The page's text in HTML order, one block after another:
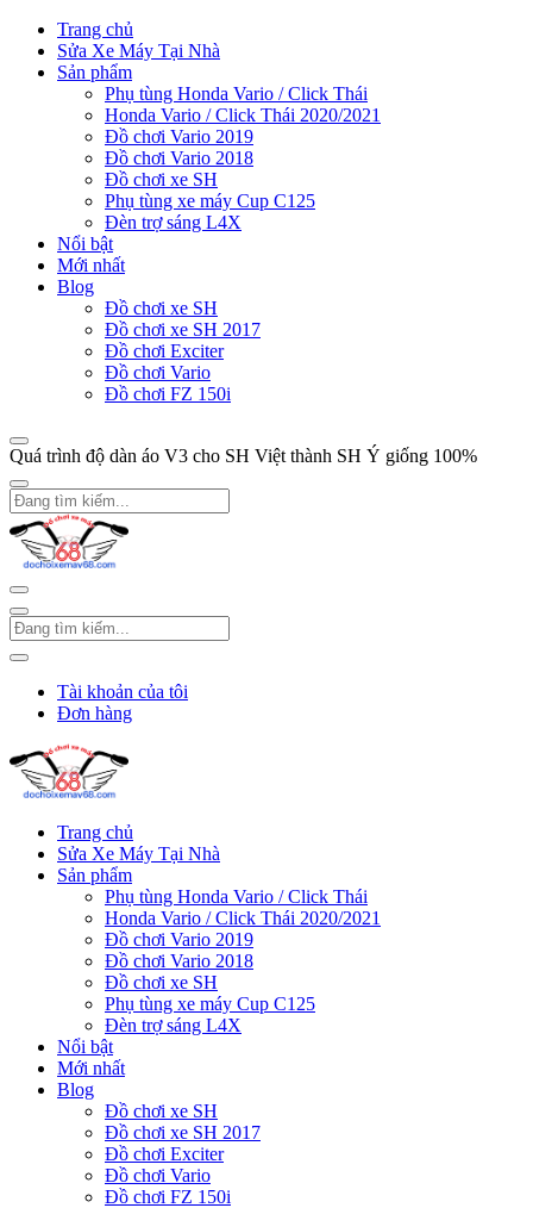
Trang chủ
Sửa Xe Máy Tại Nhà
Sản phẩm
Phụ tùng Honda Vario / Click Thái
Honda Vario / Click Thái 2020/2021
Đồ chơi Vario 2019
Đồ chơi Vario 2018
Đồ chơi xe SH
Phụ tùng xe máy Cup C125
Đèn trợ sáng L4X
Nổi bật
Mới nhất
Blog
Đồ chơi xe SH
Đồ chơi xe SH 2017
Đồ chơi Exciter
Đồ chơi Vario
Đồ chơi FZ 150i
Quá trình độ dàn áo V3 cho SH Việt thành SH Ý giống 100%
Tài khoản của tôi
Đơn hàng
Trang chủ
Sửa Xe Máy Tại Nhà
Sản phẩm
Phụ tùng Honda Vario / Click Thái
Honda Vario / Click Thái 2020/2021
Đồ chơi Vario 2019
Đồ chơi Vario 2018
Đồ chơi xe SH
Phụ tùng xe máy Cup C125
Đèn trợ sáng L4X
Nổi bật
Mới nhất
Blog
Đồ chơi xe SH
Đồ chơi xe SH 2017
Đồ chơi Exciter
Đồ chơi Vario
Đồ chơi FZ 150i